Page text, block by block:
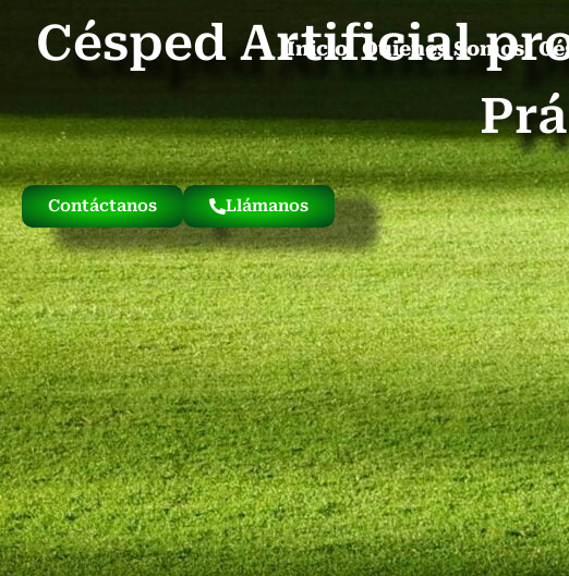
Inicio Quienes Somos
Césped Artificial
Contáctanos Llámanos